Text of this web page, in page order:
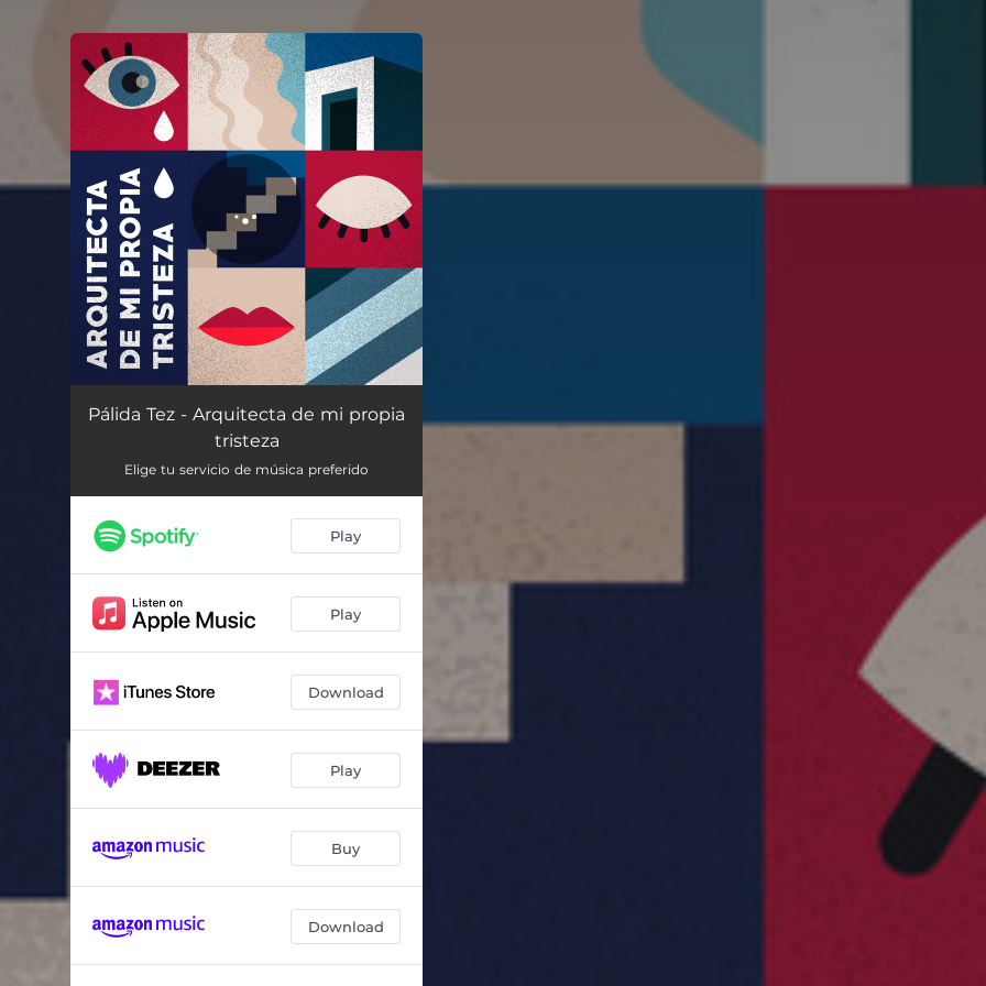
You're all set!
Arquitecta de mi propia tristeza 02:49
Pálida Tez - Arquitecta de mi propia
tristeza
Elige tu servicio de música preferido
Play
Play
Download
Play
Buy
Download